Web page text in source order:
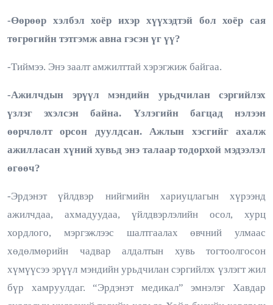
-Өөрөөр хэлбэл хоёр ихэр хүүхэдтэй бол хоёр сая
төгрөгийн тэтгэмж авна гэсэн үг үү?
-Тиймээ. Энэ заалт амжилттай хэрэгжиж байгаа.
-Ажилчдын эрүүл мэндийн урьдчилан сэргийлэх
үзлэг эхэлсэн байна. Үзлэгийн багцад нэлээн
өөрчлөлт орсон дуулдсан. Ажлын хэсгийг ахалж
ажилласан хүний хувьд энэ талаар тодорхой мэдээлэл
өгөөч?
-Эрдэнэт үйлдвэр нийгмийн хариуцлагын хүрээнд
ажилчдаа, ахмадуудаа, үйлдвэрлэлийн осол, хурц
хордлого, мэргэжлээс шалтгаалах өвчний улмаас
хөдөлмөрийн чадвар алдалтын хувь тогтоолгосон
хүмүүсээ эрүүл мэндийн урьдчилан сэргийлэх үзлэгт жил
бүр хамруулдаг. “Эрдэнэт медикал” эмнэлэг Хавдар